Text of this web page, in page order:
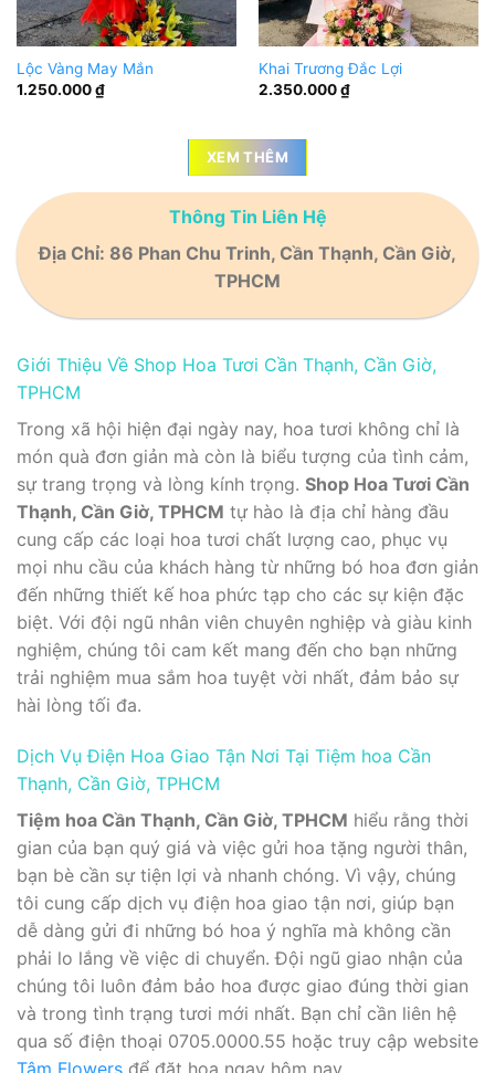
Lộc Vàng May Mắn
1.250.000₫
Khai Trương Đắc Lợi
2.350.000₫
XEM THÊM
Thông Tin Liên Hệ
Địa Chỉ: 86 Phan Chu Trinh, Cần Thạnh, Cần Giờ,
TPHCM
Giới Thiệu Về Shop Hoa Tươi Cần Thạnh, Cần Giờ,
TPHCM
Trong xã hội hiện đại ngày nay, hoa tươi không chỉ là
món quà đơn giản mà còn là biểu tượng của tình cảm,
sự trang trọng và lòng kính trọng. Shop Hoa Tươi Cần
Thạnh, Cần Giờ, TPHCM tự hào là địa chỉ hàng đầu
cung cấp các loại hoa tươi chất lượng cao, phục vụ
mọi nhu cầu của khách hàng từ những bó hoa đơn giản
đến những thiết kế hoa phức tạp cho các sự kiện đặc
biệt. Với đội ngũ nhân viên chuyên nghiệp và giàu kinh
nghiệm, chúng tôi cam kết mang đến cho bạn những
trải nghiệm mua sắm hoa tuyệt vời nhất, đảm bảo sự
hài lòng tối đa.
Dịch Vụ Điện Hoa Giao Tận Nơi Tại Tiệm hoa Cần
Thạnh, Cần Giờ, TPHCM
Tiệm hoa Cần Thạnh, Cần Giờ, TPHCM hiểu rằng thời
gian của bạn quý giá và việc gửi hoa tặng người thân,
bạn bè cần sự tiện lợi và nhanh chóng. Vì vậy, chúng
tôi cung cấp dịch vụ điện hoa giao tận nơi, giúp bạn
dễ dàng gửi đi những bó hoa ý nghĩa mà không cần
phải lo lắng về việc di chuyển. Đội ngũ giao nhận của
chúng tôi luôn đảm bảo hoa được giao đúng thời gian
và trong tình trạng tươi mới nhất. Bạn chỉ cần liên hệ
qua số điện thoại 0705.0000.55 hoặc truy cập website